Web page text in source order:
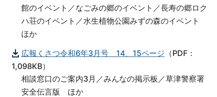
館のイベント／なごみの郷のイベント／長寿の郷ロク
ハ荘のイベント／水生植物公園みずの森のイベント
ほか
広報くさつ令和6年3月号 14、15ページ （PDF：
1,098KB）
相談窓口のご案内3月／みんなの掲示板／草津警察署
安全伝言版 ほか